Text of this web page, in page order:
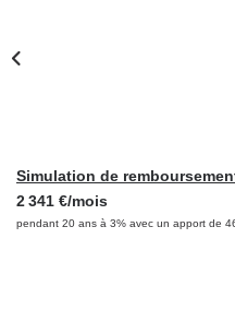
Simulation de
2 341 €/mois
pendant 20 ans à 3% avec un apport de